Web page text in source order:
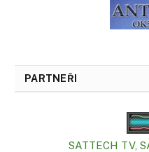
PARTNEŘI
SATTECH TV,